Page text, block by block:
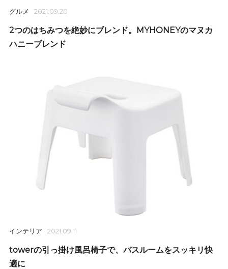
グルメ 2021.09.20
2つのはちみつを絶妙にブレンド。MYHONEYのマヌカ
ハニーブレンド
インテリア 2021.09.11
towerの引っ掛け風呂椅子で、バスルームをスッキリ快
適に